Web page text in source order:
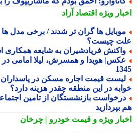
ویژهاقتصاد آزاد
چیست؟
فریادشیران به شایعه همکاری
هویدا و همسرش، لیلا امامی در
در این منطقه چقدر هزینه دارد؟
بازنشستگان از تامین اجتماعی
بپردازید
ویژهو قیمت خودرو | چرخان